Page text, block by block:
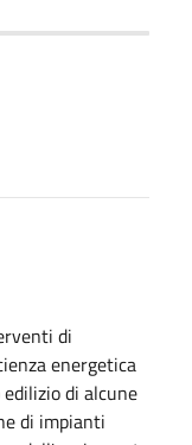
di
energetica
di alcune
di impianti